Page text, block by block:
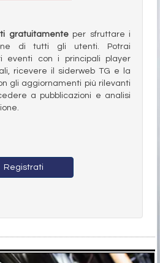
gratuitamenteper sfruttare i
di tutti gli utenti. Potrai
eventi con i principali player
ricevere il siderweb TG e la
gli aggiornamenti più rilevanti
a pubblicazioni e analisi
Registrati